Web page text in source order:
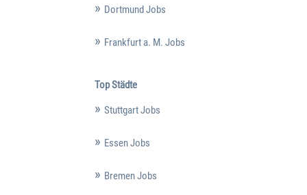
Dortmund Jobs
Frankfurt a. M. Jobs
Top Städte
Stuttgart Jobs
Essen Jobs
Bremen Jobs